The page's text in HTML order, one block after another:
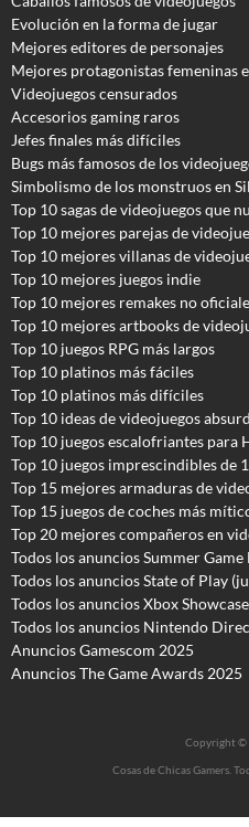
Evolución en la forma de jugar
Mejores editores de personajes
Mejores protagonistas femeninas
Videojuegos censurados
Accesorios gaming raros
Jefes finales más difíciles
Bugs más famosos de los
Simbolismo de los monstruos en
Top 10 sagas de videojuegos que
Top 10 mejores parejas de
Top 10 mejores villanas de
Top 10 mejores juegos indie
Top 10 mejores remakes no
Top 10 mejores artbooks de
Top 10 juegos RPG más largos
Top 10 platinos más fáciles
Top 10 platinos más difíciles
Top 10 ideas de videojuegos
Top 10 juegos escalofriantes para
Top 10 juegos imprescindibles de
Top 15 mejores armaduras de
Top 15 juegos de coches más
Top 20 mejores compañeros en
Todos los anuncios Summer Game
Todos los anuncios State of Play
Todos los anuncios Xbox
Todos los anuncios Nintendo
Anuncios Gamescom 2025
Anuncios The Game Awards 2025
Copyright ©
Cosas de Chicas Gamers.